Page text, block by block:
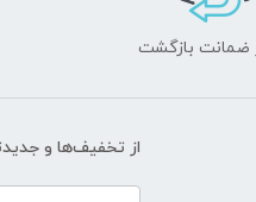
از تخفیف‌ها و